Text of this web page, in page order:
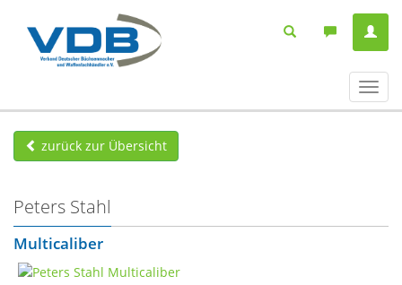
ein-/
zurück zur Übersicht
Peters Stahl
Multicaliber